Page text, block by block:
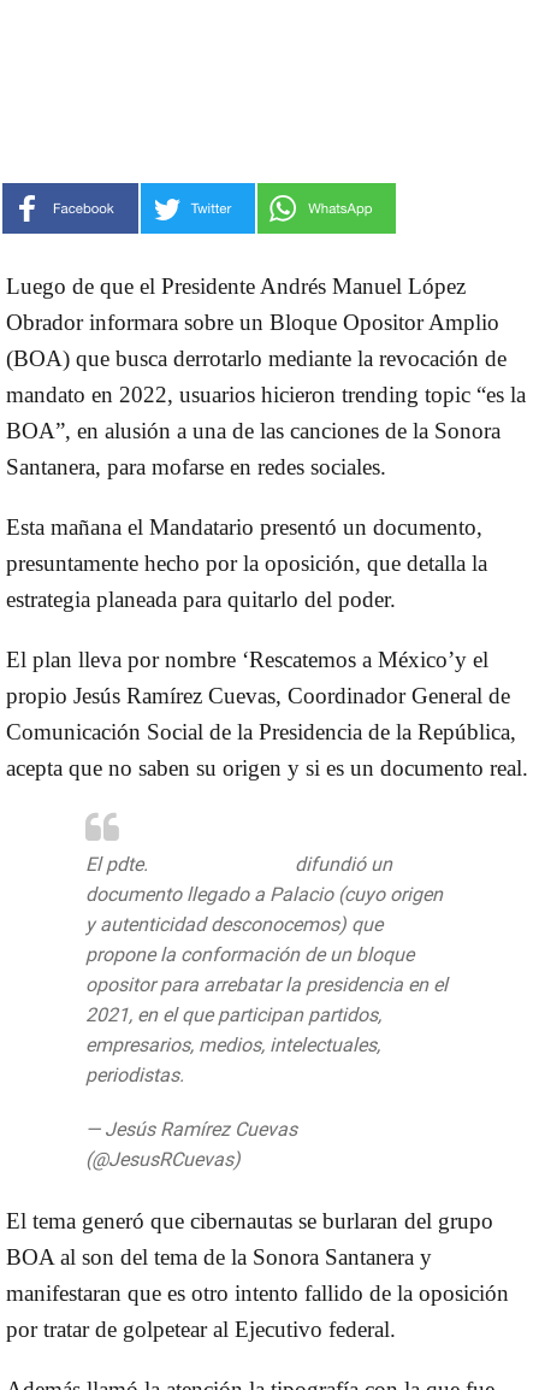
Luego de que el Presidente Andrés Manuel López
Obrador informara sobre un Bloque Opositor Amplio
(BOA) que busca derrotarlo mediante la revocación de
mandato en 2022, usuarios hicieron trending topic “es la
BOA”, en alusión a una de las canciones de la Sonora
Santanera, para mofarse en redes sociales.
Esta mañana el Mandatario presentó un documento,
presuntamente hecho por la oposición, que detalla la
estrategia planeada para quitarlo del poder.
El plan lleva por nombre ‘Rescatemos a México’y el
propio Jesús Ramírez Cuevas, Coordinador General de
Comunicación Social de la Presidencia de la República,
acepta que no saben su origen y si es un documento real.
El pdte.
difundió un
documento llegado a Palacio (cuyo origen
y autenticidad desconocemos) que
propone la conformación de un bloque
opositor para arrebatar la presidencia en el
2021, en el que participan partidos,
empresarios, medios, intelectuales,
periodistas.
— Jesús Ramírez Cuevas
(@JesusRCuevas)
El tema generó que cibernautas se burlaran del grupo
BOA al son del tema de la Sonora Santanera y
manifestaran que es otro intento fallido de la oposición
por tratar de golpetear al Ejecutivo federal.